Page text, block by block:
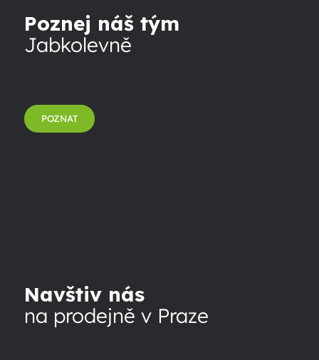
Poznej náš tým
Jabkolevně
POZNAT
Navštiv nás
na prodejně v Praze